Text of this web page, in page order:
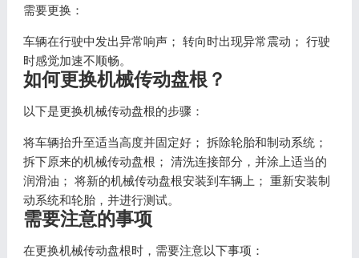
需要更换：
车辆在行驶中发出异常响声； 转向时出现异常震动； 行驶
时感觉加速不顺畅。
如何更换机械传动盘根？
以下是更换机械传动盘根的步骤：
将车辆抬升至适当高度并固定好； 拆除轮胎和制动系统；
拆下原来的机械传动盘根； 清洗连接部分，并涂上适当的
润滑油； 将新的机械传动盘根安装到车辆上； 重新安装制
动系统和轮胎，并进行测试。
需要注意的事项
在更换机械传动盘根时，需要注意以下事项：